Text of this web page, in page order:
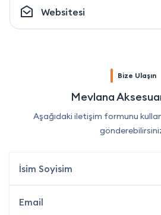
Websitesi
Bize Ulaşın
Mevlana
Aşağıdaki iletişim formunu